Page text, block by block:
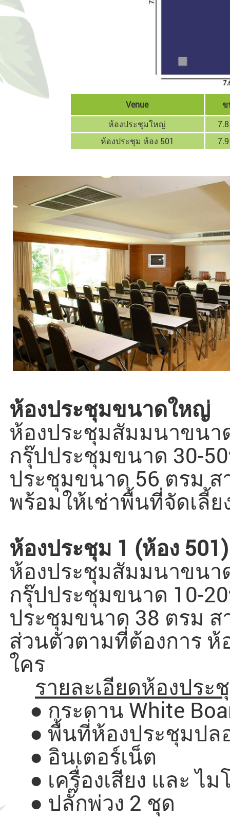
Venue
ข
ห้องประชุมใหญ่
ห้องประชุม ห้อง 501
ห้องประชุมขนาดใหญ่
ห้องประชุมสัมมนาขนา
กรุ๊ปประชุมขนาด 30-
ประชุมขนาด 56 ตรม
พร้อมให้เช่าพื้นที่จัดเลี้ย
ห้องประชุม 1 (ห้อง 501)
ห้องประชุมสัมมนาขนา
กรุ๊ปประชุมขนาด 10-
ประชุมขนาด 38 ตรม
ส่วนตัวตามที่ต้องการ
ใคร
รายละเอียดห้องประ
● กระดาน White
● พื้นที่ห้องประชุมปล
● อินเตอร์เน็ต
● เครื่องเสียง และ ไ
● ปลั๊กพ่วง 2 ชุด